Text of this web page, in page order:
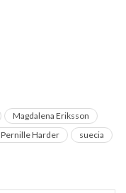
Magdalena Eriksson
Pernille Harder suecia